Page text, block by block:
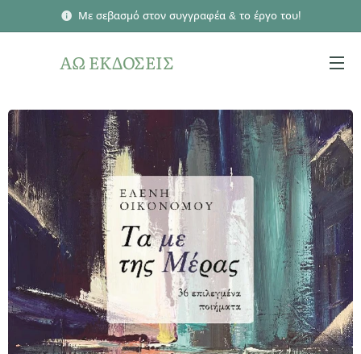
Με σεβασμό στον συγγραφέα & το έργο του!
ΑΩ ΕΚΔΟΣΕΙΣ